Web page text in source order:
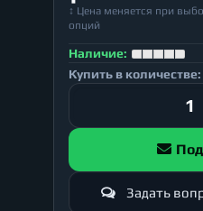
↕ Цена меняется при
опций
Наличие:
Купить в количестве:
Задать